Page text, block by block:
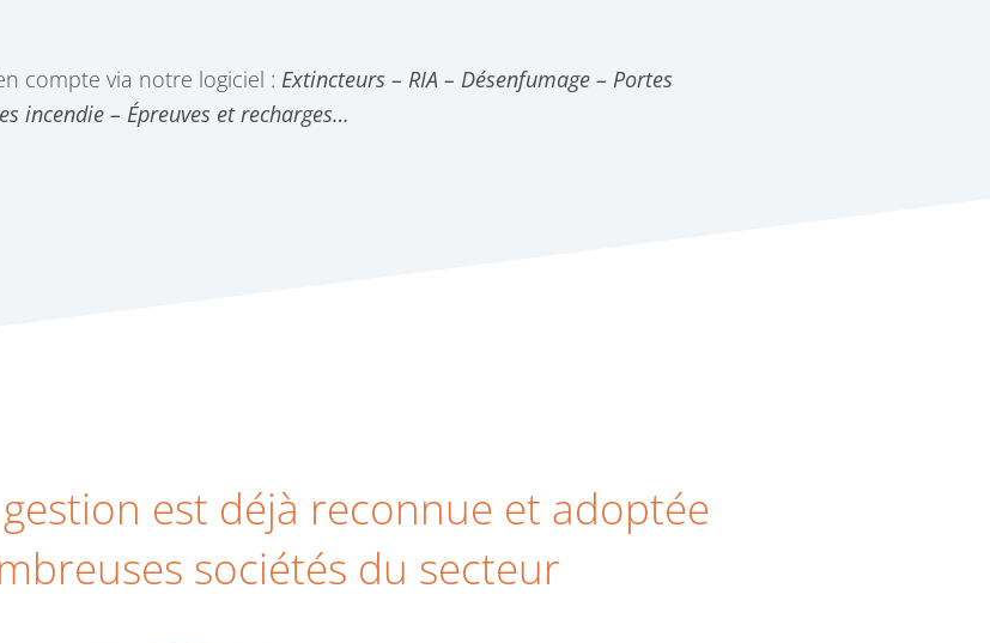
compte via notre logiciel : Extincteurs – RIA – Désenfumage – Portes
incendie – Épreuves et recharges…
est déjà reconnue et adoptée
sociétés du secteur